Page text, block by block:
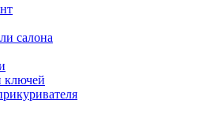
салона
ключей